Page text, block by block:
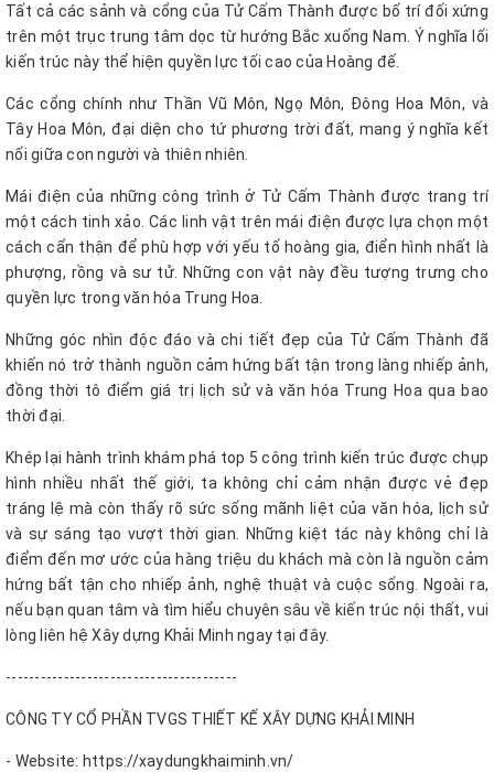
Tất cả các sảnh và cổng của Tử Cấm Thành được bố trí đối xứng
trên một trục trung tâm dọc từ hướng Bắc xuống Nam. Ý nghĩa lối
kiến trúc này thể hiện quyền lực tối cao của Hoàng đế.
Các cổng chính như Thần Vũ Môn, Ngọ Môn, Đông Hoa Môn, và
Tây Hoa Môn, đại diện cho tứ phương trời đất, mang ý nghĩa kết
nối giữa con người và thiên nhiên.
Mái điện của những công trình ở Tử Cấm Thành được trang trí
một cách tinh xảo. Các linh vật trên mái điện được lựa chọn một
cách cẩn thận để phù hợp với yếu tố hoàng gia, điển hình nhất là
phượng, rồng và sư tử. Những con vật này đều tượng trưng cho
quyền lực trong văn hóa Trung Hoa.
Những góc nhìn độc đáo và chi tiết đẹp của Tử Cấm Thành đã
khiến nó trở thành nguồn cảm hứng bất tận trong làng nhiếp ảnh,
đồng thời tô điểm giá trị lịch sử và văn hóa Trung Hoa qua bao
thời đại.
Khép lại hành trình khám phá top 5 công trình kiến trúc được chụp
hình nhiều nhất thế giới, ta không chỉ cảm nhận được vẻ đẹp
tráng lệ mà còn thấy rõ sức sống mãnh liệt của văn hóa, lịch sử
và sự sáng tạo vượt thời gian. Những kiệt tác này không chỉ là
điểm đến mơ ước của hàng triệu du khách mà còn là nguồn cảm
hứng bất tận cho nhiếp ảnh, nghệ thuật và cuộc sống. Ngoài ra,
nếu bạn quan tâm và tìm hiểu chuyên sâu về kiến trúc nội thất, vui
lòng liên hệ Xây dựng Khải Minh ngay tại đây.
----------------------------------------
CÔNG TY CỔ PHẦN TVGS THIẾT KẾ XÂY DỰNG KHẢI MINH
- Website: https://xaydungkhaiminh.vn/